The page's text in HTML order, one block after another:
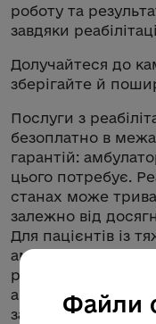
роботу та
завдяки
Долучайтеся до
зберігайте й
Послуги з
безоплатно в
гарантій:
цього потребує.
станах може
залежно від
Для пацієнтів із
ампутаціями
реабілітації на
ампутаціями
запроваджено
Файли